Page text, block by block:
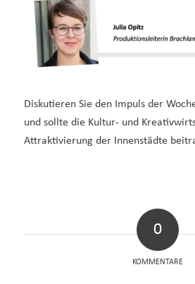
Diskutieren Sie den Impuls der
und sollte die Kultur- und
Attraktivierung der Innenstädte
0
KOMMENTARE